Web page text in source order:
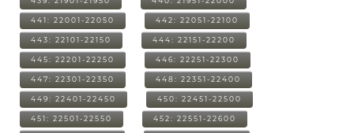
441: 22001-22050 442: 22051-22100
443: 22101-22150 444: 22151-22200
445: 22201-22250 446: 22251-22300
447: 22301-22350 448: 22351-22400
449: 22401-22450 450: 22451-22500
451: 22501-22550 452: 22551-22600